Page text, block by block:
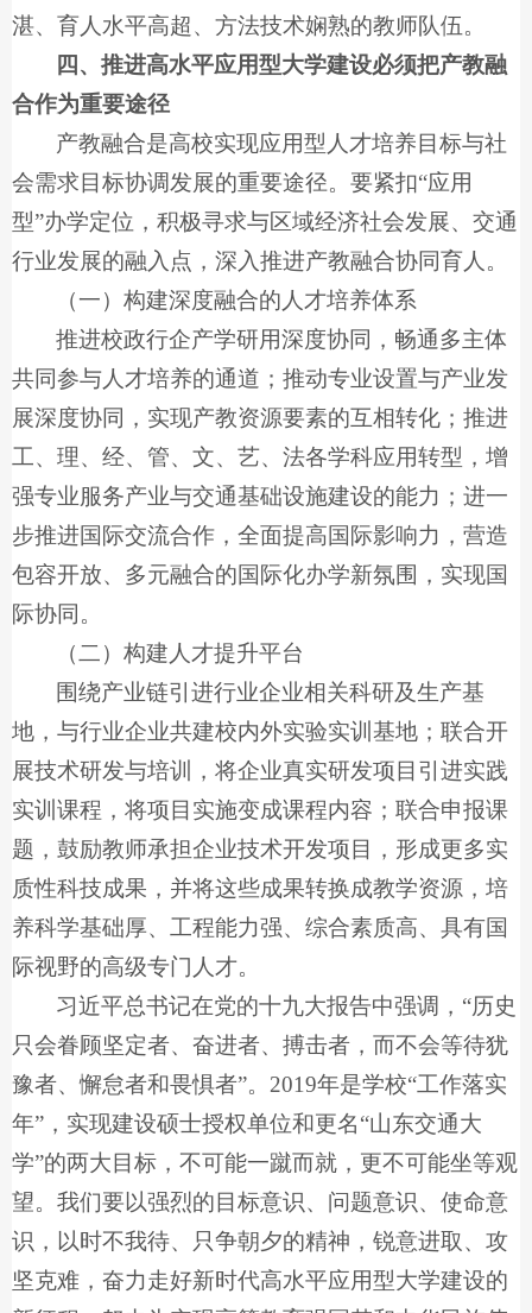
湛、育人水平高超、方法技术娴熟的教师队伍。
四、推进高水平应用型大学建设必须把产教融
合作为重要途径
产教融合是高校实现应用型人才培养目标与社
会需求目标协调发展的重要途径。要紧扣“应用
型”办学定位，积极寻求与区域经济社会发展、交通
行业发展的融入点，深入推进产教融合协同育人。
（一）构建深度融合的人才培养体系
推进校政行企产学研用深度协同，畅通多主体
共同参与人才培养的通道；推动专业设置与产业发
展深度协同，实现产教资源要素的互相转化；推进
工、理、经、管、文、艺、法各学科应用转型，增
强专业服务产业与交通基础设施建设的能力；进一
步推进国际交流合作，全面提高国际影响力，营造
包容开放、多元融合的国际化办学新氛围，实现国
际协同。
（二）构建人才提升平台
围绕产业链引进行业企业相关科研及生产基
地，与行业企业共建校内外实验实训基地；联合开
展技术研发与培训，将企业真实研发项目引进实践
实训课程，将项目实施变成课程内容；联合申报课
题，鼓励教师承担企业技术开发项目，形成更多实
质性科技成果，并将这些成果转换成教学资源，培
养科学基础厚、工程能力强、综合素质高、具有国
际视野的高级专门人才。
习近平总书记在党的十九大报告中强调，“历史
只会眷顾坚定者、奋进者、搏击者，而不会等待犹
豫者、懈怠者和畏惧者”。2019年是学校“工作落实
年”，实现建设硕士授权单位和更名“山东交通大
学”的两大目标，不可能一蹴而就，更不可能坐等观
望。我们要以强烈的目标意识、问题意识、使命意
识，以时不我待、只争朝夕的精神，锐意进取、攻
坚克难，奋力走好新时代高水平应用型大学建设的